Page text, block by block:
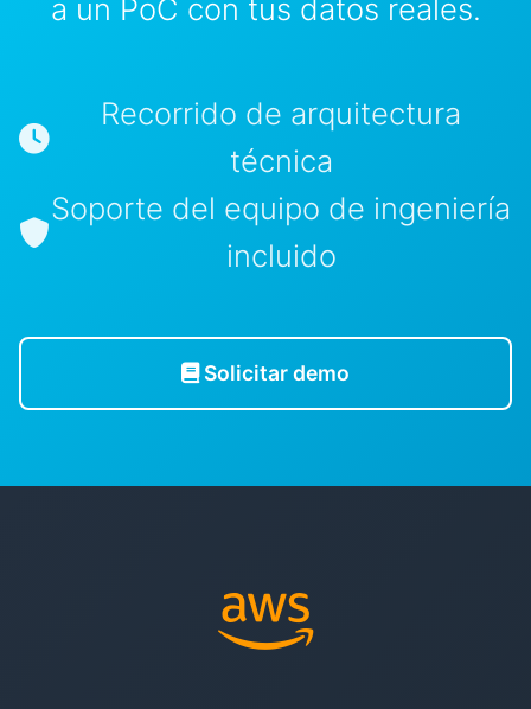
a un PoC con tus datos reales.
Recorrido de arquitectura
técnica
Soporte del equipo de ingeniería
incluido
Solicitar demo